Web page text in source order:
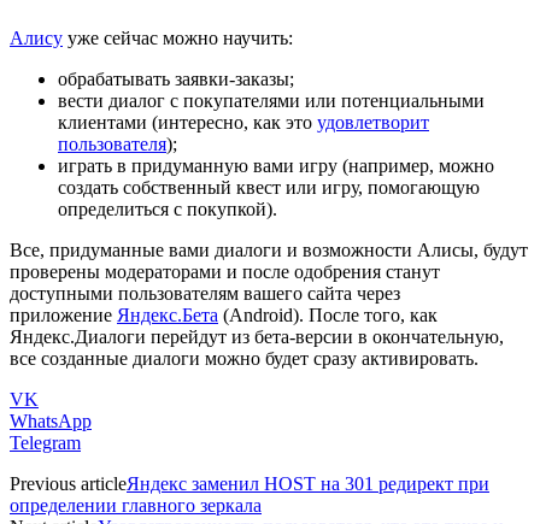
Алису уже сейчас можно научить:
обрабатывать заявки-заказы;
вести диалог с покупателями или потенциальными
клиентами (интересно, как это удовлетворит
пользователя);
играть в придуманную вами игру (например, можно
создать собственный квест или игру, помогающую
определиться с покупкой).
Все, придуманные вами диалоги и возможности Алисы, будут
проверены модераторами и после одобрения станут
доступными пользователям вашего сайта через
приложение Яндекс.Бета (Android). После того, как
Яндекс.Диалоги перейдут из бета-версии в окончательную,
все созданные диалоги можно будет сразу активировать.
VK
WhatsApp
Telegram
Previous articleЯндекс заменил HOST на 301 редирект при
определении главного зеркала